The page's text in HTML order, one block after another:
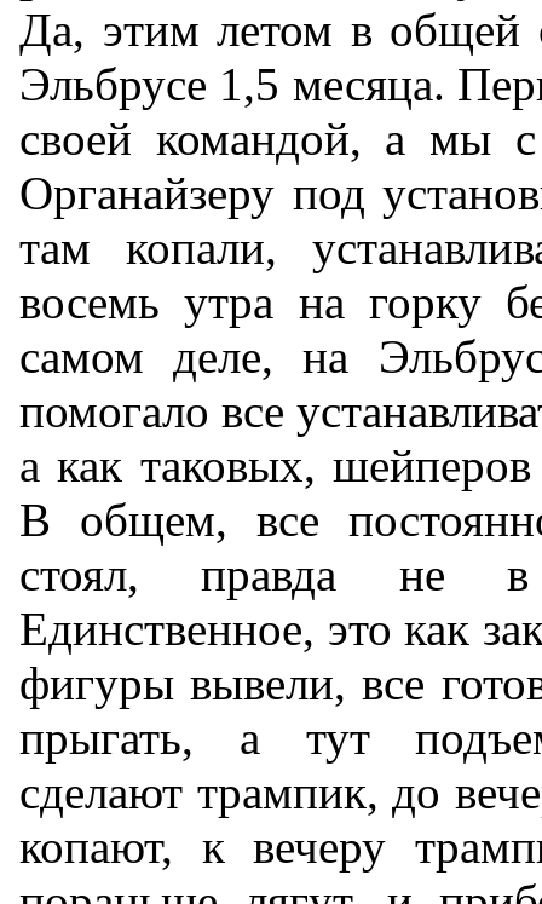
Да, этим летом в общей
Эльбрусе 1,5 месяца.
своей командой, а мы
Органайзеру под
там копали,
восемь утра на горку
самом деле, на
помогало все
а как таковых,
В общем, все
стоял, правда не
Единственное, это как
фигуры вывели, все
прыгать, а тут
сделают трампик, до
копают, к вечеру